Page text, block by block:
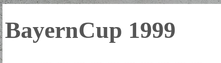
BayernCup 1999